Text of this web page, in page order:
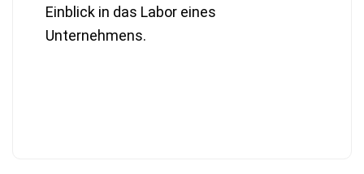
Einblick in das Labor eines
Unternehmens.